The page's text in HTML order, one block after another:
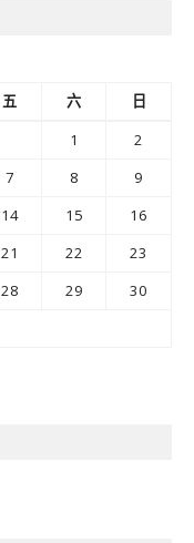
五 六
日
1
2
7 8
9
14 15
16
21 22
23
28 29
30